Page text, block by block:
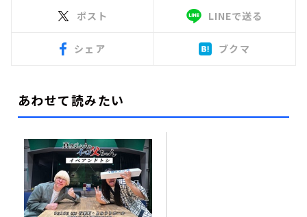
ポスト LINEで送る
シェア ブクマ
あわせて読みたい